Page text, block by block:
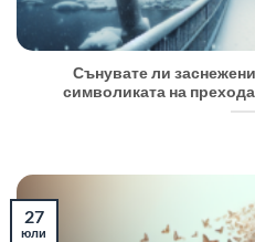
Сънувате ли
символиката на
27
юли